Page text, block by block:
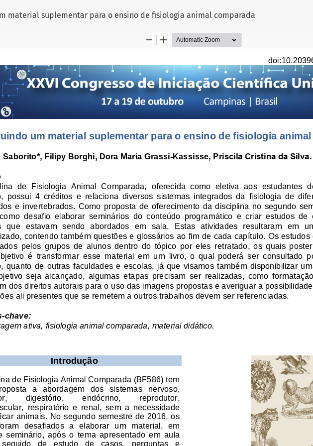
do Artigo
material suplementar para o ensino de fisiologia animal comparada